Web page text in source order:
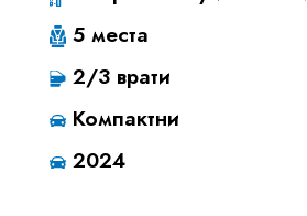
5 места
2/3 врати
Компактни
2024